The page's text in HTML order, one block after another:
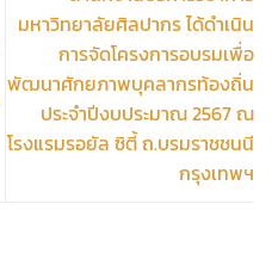
มหาวิทยาลัยศิลปากร ได้ดำเนิน
การจัดโครงการอบรมเพื่อ
พัฒนาศักยภาพบุคลากรท้องถิ่น
ประจำปีงบประมาณ 2567 ณ
โรงแรมรอยัล ซิตี้ ถ.บรมราชชนนี
กรุงเทพฯ